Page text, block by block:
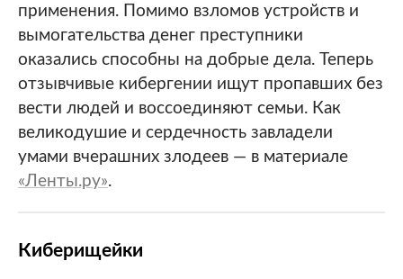
применения. Помимо взломов устройств и
вымогательства денег преступники
оказались способны на добрые дела. Теперь
отзывчивые кибергении ищут пропавших без
вести людей и воссоединяют семьи. Как
великодушие и сердечность завладели
умами вчерашних злодеев — в материале
«Ленты.ру».
Киберищейки